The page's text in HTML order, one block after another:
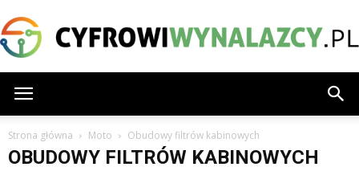
Strona główna Moto Obudowy filtrów kabinowych
OBUDOWY FILTRÓW KABINOWYCH